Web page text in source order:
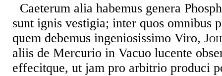
Caeterum alia habemus genera
sunt ignis vestigia; inter quos omnibus
quem debemus ingeniosissimo Viro,
aliis de Mercurio in Vacuo lucente
effecitque, ut jam pro arbitrio produci